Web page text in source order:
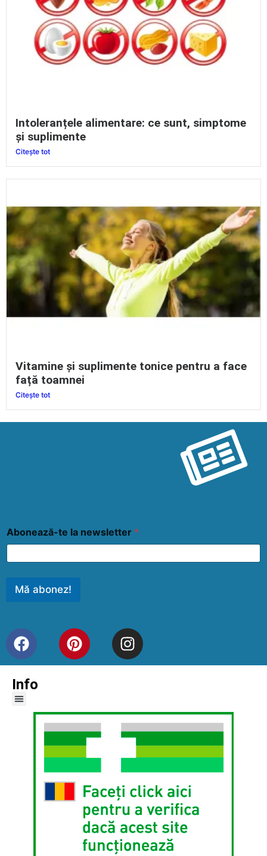
Intoleranțele alimentare: ce sunt, simptome
și suplimente
Citește tot
Vitamine și suplimente tonice pentru a face
față toamnei
Citește tot
Abonează-te la newsletter *
Mă abonez!
Info